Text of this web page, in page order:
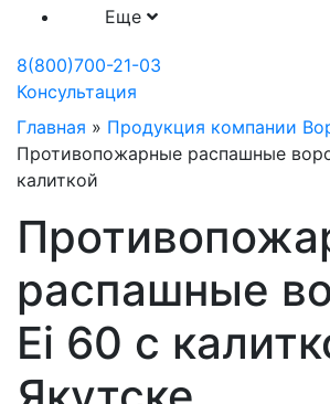
Еще
8(800)700-21-03
Консультация
Главная » Продукция компании
Противопожарные распашные
калиткой
распашные
Ei 60 с